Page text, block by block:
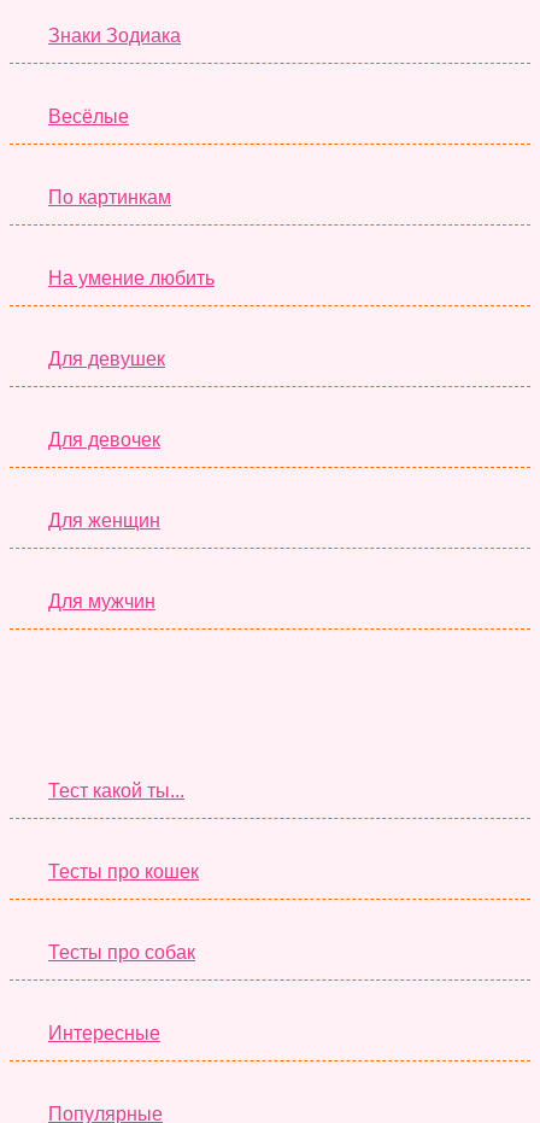
Знаки Зодиака
Весёлые
По картинкам
На умение любить
Для девушек
Для девочек
Для женщин
Для мужчин
Тест какой ты...
Тесты про кошек
Тесты про собак
Интересные
Популярные